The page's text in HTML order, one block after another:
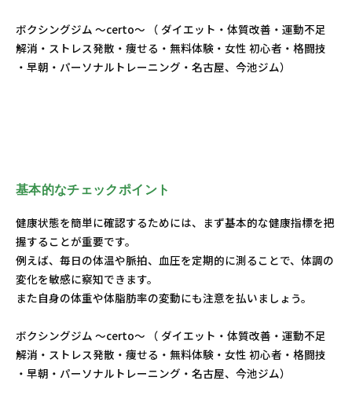
ボクシングジム ～certo～ （ ダイエット・体質改善・運動不足
解消・ストレス発散・痩せる・無料体験・女性 初心者・格闘技
・早朝・パーソナルトレーニング・名古屋、今池ジム）
基本的なチェックポイント
健康状態を簡単に確認するためには、まず基本的な健康指標を把
握することが重要です。
例えば、毎日の体温や脈拍、血圧を定期的に測ることで、体調の
変化を敏感に察知できます。
また自身の体重や体脂肪率の変動にも注意を払いましょう。
ボクシングジム ～certo～ （ ダイエット・体質改善・運動不足
解消・ストレス発散・痩せる・無料体験・女性 初心者・格闘技
・早朝・パーソナルトレーニング・名古屋、今池ジム）